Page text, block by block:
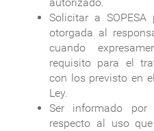
Solicitar a
otorgada al
cuando
requisito para el
con los previsto en
Ley.
Ser informado por
respecto al uso